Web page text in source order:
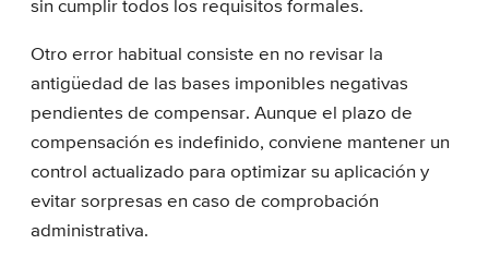
sin cumplir todos los requisitos formales.
Otro error habitual consiste en no revisar la
antigüedad de las bases imponibles negativas
pendientes de compensar. Aunque el plazo de
compensación es indefinido, conviene mantener un
control actualizado para optimizar su aplicación y
evitar sorpresas en caso de comprobación
administrativa.